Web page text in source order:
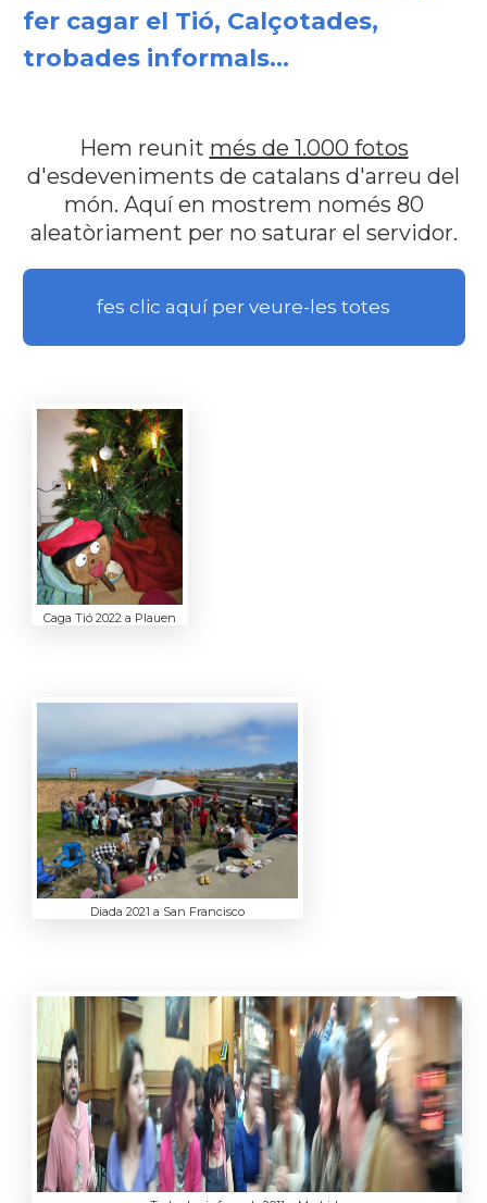
fer cagar el Tió, Calçotades,
trobades informals...
Hem reunit més de 1.000 fotos
d'esdeveniments de catalans d'arreu del
món. Aquí en mostrem només 80
aleatòriament per no saturar el servidor.
fes clic aquí per veure-les totes
Caga Tió 2022 a Plauen
Diada 2021 a San Francisco